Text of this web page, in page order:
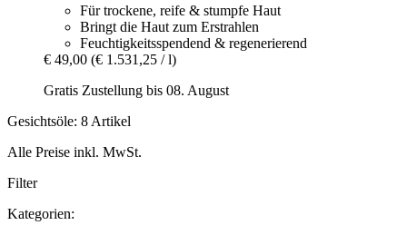
Für trockene, reife & stumpfe Haut
Bringt die Haut zum Erstrahlen
Feuchtigkeitsspendend & regenerierend
€ 49,00 (€ 1.531,25 / l)
Gratis Zustellung bis 08. August
Gesichtsöle: 8 Artikel
Alle Preise inkl. MwSt.
Filter
Kategorien: